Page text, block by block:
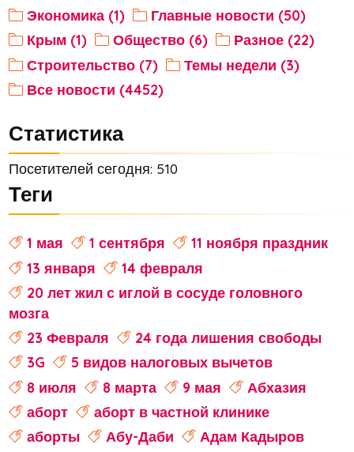
Экономика (1)
Главные новости (50)
Крым (1)
Общество (6)
Разное (22)
Строительство (7)
Темы недели (3)
Все новости (4452)
Статистика
Посетителей сегодня: 510
Теги
1 мая 1 сентября
11 ноября праздник
13 января
14 февраля
20 лет жил с иглой в сосуде головного
мозга
23 Февраля
24 года лишения свободы
3G
5 видов налоговых вычетов
8 июля
8 марта 9 мая
Абхазия
аборт
аборт в частной клинике
аборты
Абу-Даби Адам Кадыров